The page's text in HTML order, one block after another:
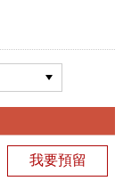
我要預留